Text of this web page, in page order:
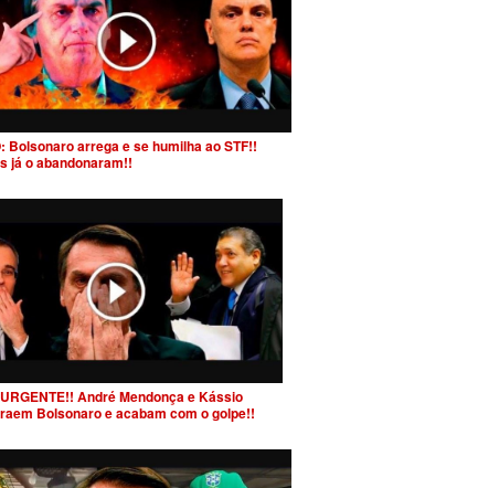
Bolsonaro arrega e se humilha ao STF!!
já o abandonaram!!
André Mendonça e Kássio
Bolsonaro e acabam com o golpe!!